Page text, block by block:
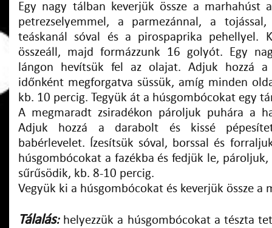
Egy nagy tálban keverjük össze a marhahúst
petrezselyemmel, a parmezánnal, a
teáskanál sóval és a pirospaprika pehellyel.
összeáll, majd formázzunk 16 golyót. Egy
lángon hevítsük fel az olajat. Adjuk hozzá a
időnként megforgatva süssük, amíg minden
kb. 10 percig. Tegyük át a húsgombócokat egy
A megmaradt zsiradékon pároljuk puhára a
Adjuk hozzá a darabolt és kissé
babérlevelet. Ízesítsük sóval, borssal és
húsgombócokat a fazékba és fedjük le, pároljuk,
sűrűsödik, kb. 8-10 percig.
Vegyük ki a húsgombócokat és keverjük össze a
Tálalás:helyezzük a húsgombócokat a tészta